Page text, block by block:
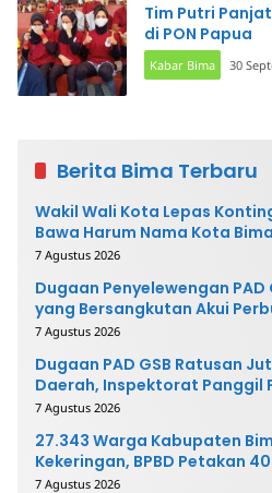
Tim Putri
di PON Papua
Kabar Bima 30
Berita Bima Terbaru
Wakil Wali Kota Lepas
Bawa Harum Nama Kota Bima
7 Agustus 2026
Dugaan Penyelewengan PAD
yang Bersangkutan Akui
Mengembalikan Uang
7 Agustus 2026
Dugaan PAD GSB Ratusan
Daerah, Inspektorat Panggil
7 Agustus 2026
27.343 Warga Kabupaten
Kekeringan, BPBD Petakan
7 Agustus 2026